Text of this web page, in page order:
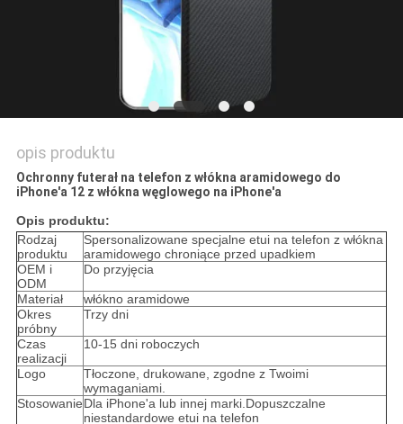
opis produktu
Ochronny futerał na telefon z włókna aramidowego do
iPhone'a 12 z włókna węglowego na iPhone'a
Opis produktu:
Rodzaj
produktu
Spersonalizowane specjalne etui na telefon z włókna
aramidowego chroniące przed upadkiem
OEM i
ODM
Do przyjęcia
Materiał
włókno aramidowe
Okres
próbny
Trzy dni
Czas
realizacji
10-15 dni roboczych
Logo
Tłoczone, drukowane, zgodne z Twoimi
wymaganiami.
StosowanieDla iPhone'a lub innej marki.Dopuszczalne
niestandardowe etui na telefon